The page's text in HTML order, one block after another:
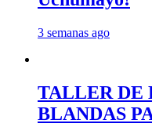
3 semanas ago
TALLER DE
BLANDAS